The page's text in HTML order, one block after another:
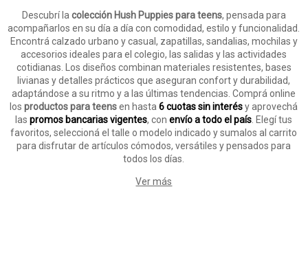
Descubrí la colección Hush Puppies para teens, pensada para
acompañarlos en su día a día con comodidad, estilo y funcionalidad.
Encontrá calzado urbano y casual, zapatillas, sandalias, mochilas y
accesorios ideales para el colegio, las salidas y las actividades
cotidianas. Los diseños combinan materiales resistentes, bases
livianas y detalles prácticos que aseguran confort y durabilidad,
adaptándose a su ritmo y a las últimas tendencias. Comprá online
losproductos para teensen hasta6 cuotas sin interésy aprovechá
laspromos bancarias vigentes, conenvío a todo el país . Elegí tus
favoritos, seleccioná el talle o modelo indicado y sumalos al carrito
para disfrutar de artículos cómodos, versátiles y pensados para
todos los días.
Ver más